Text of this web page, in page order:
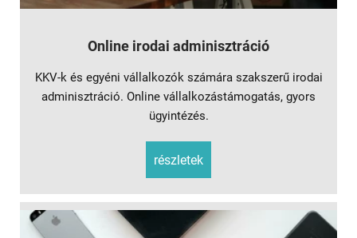
Online irodai adminisztráció
KKV-k és egyéni vállalkozók számára szakszerű irodai
adminisztráció. Online vállalkozástámogatás, gyors
ügyintézés.
részletek